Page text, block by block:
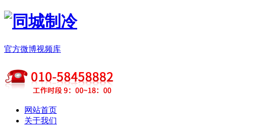
官方微博视频库
网站首页
关于我们